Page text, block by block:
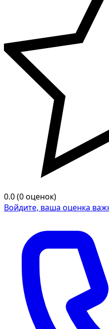
0.0 (0 оценок)
Войдите, ваша оценка